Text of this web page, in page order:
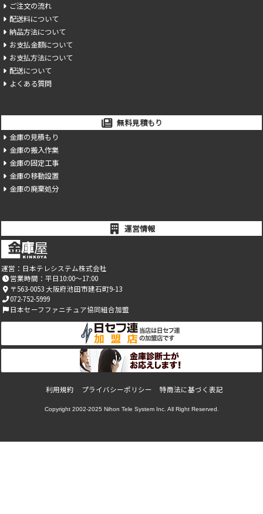
運営情報
運営： 日本テレシステム株式会社
営業時間：平日10:00～17:00
〒563-0053 大阪府池田市建石町9-13
072-752-5999
日本セーフファニチュア協同組合加盟
ご注文の流れ
配送料について
納品方法について
お支払金額について
お支払方法について
配送について
よくある質問
無料見積もり
金庫の見積もり
金庫の搬入作業
金庫の固定工事
金庫の移動設置
金庫の廃棄処分
利用規約 プライバシーポリシー 特商法に基づく表記
Copyright 2002-2025 Nihon Tele System Inc. All Right Reserved.